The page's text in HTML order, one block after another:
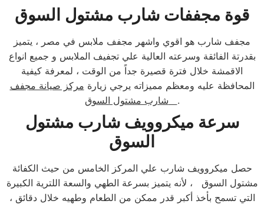
قوة مجففات شارب مشتول السوق
مجفف شارب هو اقوي واشهر مجفف ملابس في مصر ، يتميز
بقدرتة الفائقة وسرعته العالية علي تجفيف الملابس و جميع انواع
الاقمشة خلال فترة قصيرة جداً من الوقت ، لمعرفة كيفية
المحافظة عليه ومعظم مميزاته يرجي زيارة مركز صيانة مجفف
.
سرعة ميكروويف شارب مشتول
السوق
حصل ميكروويف شارب علي المركز الخامس من حيث الكفائة
مشتول السوق ، لأنه يتميز بسرعة الطهي والسعة اللترية الكبيرة
التي تسمح بأخذ أكبر قدر ممكن من الطعام وطهيه خلال دقائق ،